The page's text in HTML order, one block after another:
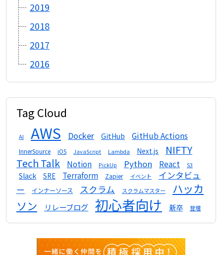
2019
2018
2017
2016
Tag Cloud
AI AWS Docker GitHub GitHub Actions
InnerSource iOS JavaScript Lambda Next.js
NIFTY
Tech Talk
Notion PickUp Python React S3
Slack SRE Terraform Zapier イベント
インタビュ
ー
インナーソース スクラム スクラムマスター
ハッカ
ソン
リレーブログ 初心者向け 新卒 登壇